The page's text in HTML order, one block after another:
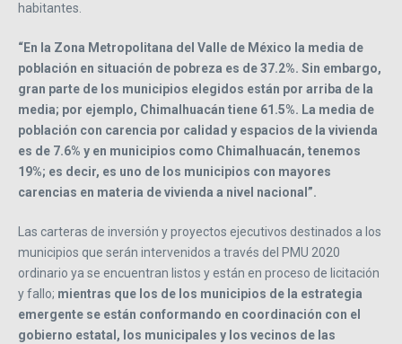
habitantes.
“En la Zona Metropolitana del Valle de México la media de
población en situación de pobreza es de 37.2%. Sin embargo,
gran parte de los municipios elegidos están por arriba de la
media; por ejemplo, Chimalhuacán tiene 61.5%. La media de
población con carencia por calidad y espacios de la vivienda
es de 7.6% y en municipios como Chimalhuacán, tenemos
19%; es decir, es uno de los municipios con mayores
carencias en materia de vivienda a nivel nacional”.
Las carteras de inversión y proyectos ejecutivos destinados a los
municipios que serán intervenidos a través del PMU 2020
ordinario ya se encuentran listos y están en proceso de licitación
y fallo; mientras que los de los municipios de la estrategia
emergente se están conformando en coordinación con el
gobierno estatal, los municipales y los vecinos de las